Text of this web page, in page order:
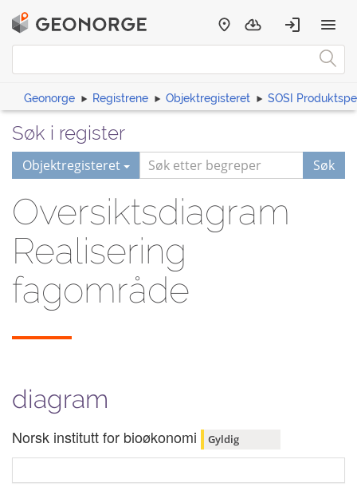
Geonorge Registrene Objektregisteret SOSI
Søk i register
Objektregisteret Søk
Oversiktsdiagram
Realisering
fagområde
diagram
Norsk institutt for bioøkonomi Gyldig